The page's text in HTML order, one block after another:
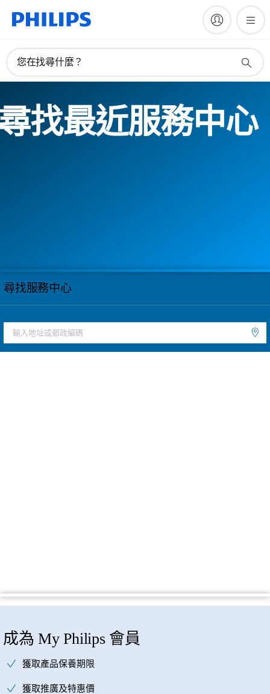
您在找尋什麼？
找最近服務中心
尋找服務中心
成為 My Philips 會員
獲取產品保養期限
獲取推廣及特惠價